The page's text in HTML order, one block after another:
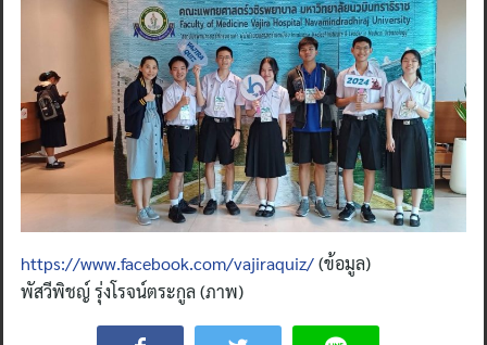
Search
https://www.facebook.com/vajiraquiz/(ข้อมูล)
พัสวีพิชญ์ รุ่งโรจน์ตระกูล (ภาพ)